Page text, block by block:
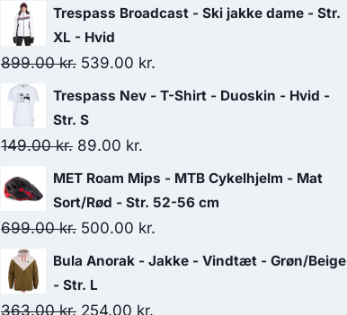
Trespass Broadcast - Ski jakke dame - Str.
XL - Hvid
899.00kr. Original
price
was:
899.00 kr..
539.00 kr.
price
Trespass Nev - T-Shirt - Duoskin - Hvid -
Str. S
149.00kr. Original
price
was:
149.00 kr..
89.00 kr.
price
is:
89.00 kr..
MET Roam Mips - MTB Cykelhjelm - Mat
Sort/Rød - Str. 52-56 cm
699.00kr. Original
price
was:
699.00 kr..
500.00 kr.
price
Bula Anorak - Jakke - Vindtæt - Grøn/Beige
- Str. L
363.00kr. Original
254.00 kr.